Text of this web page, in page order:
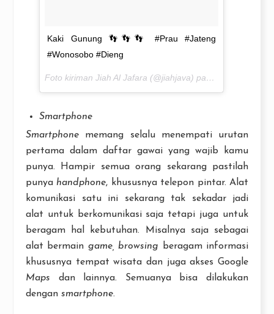
Kaki Gunung 👣👣👣 #Prau #Jateng
#Wonosobo #Dieng
Foto kiriman Jiah Al Jafara (@jiahjava) pada
Smartphone
Smartphone memang selalu menempati urutan
pertama dalam daftar gawai yang wajib kamu
punya. Hampir semua orang sekarang pastilah
punya handphone, khususnya telepon pintar. Alat
komunikasi satu ini sekarang tak sekadar jadi
alat untuk berkomunikasi saja tetapi juga untuk
beragam hal kebutuhan. Misalnya saja sebagai
alat bermain game, browsing
beragam informasi
khususnya tempat wisata dan juga akses Google
Maps dan lainnya. Semuanya bisa dilakukan
dengan smartphone.